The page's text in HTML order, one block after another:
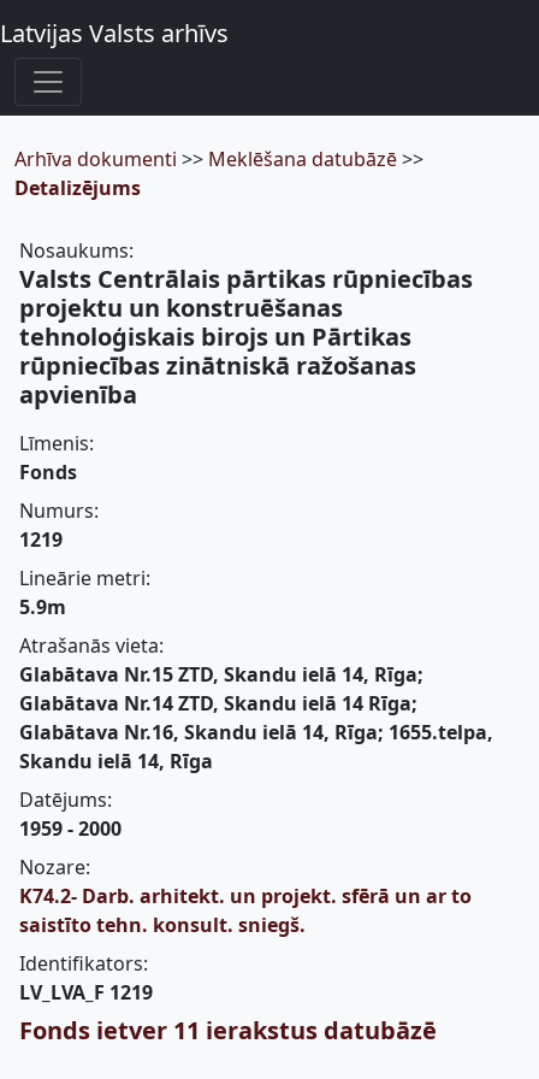
Latvijas Valsts arhīvs
Arhīva dokumenti >> Meklēšana datubāzē>>
Detalizējums
Nosaukums:
Valsts Centrālais pārtikas rūpniecības
projektu un konstruēšanas
tehnoloģiskais birojs un Pārtikas
rūpniecības zinātniskā ražošanas
apvienība
Līmenis:
Fonds
Numurs:
1219
Lineārie metri:
5.9m
Atrašanās vieta:
Glabātava Nr.15 ZTD, Skandu ielā 14, Rīga;
Glabātava Nr.14 ZTD, Skandu ielā 14 Rīga;
Glabātava Nr.16, Skandu ielā 14, Rīga; 1655.telpa,
Skandu ielā 14, Rīga
Datējums:
1959 - 2000
Nozare:
K74.2- Darb. arhitekt. un projekt. sfērā un ar to
saistīto tehn. konsult. sniegš.
Identifikators:
LV_LVA_F 1219
Fonds ietver 11 ierakstus datubāzē